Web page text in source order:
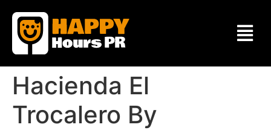
Hacienda El
Trocalero By